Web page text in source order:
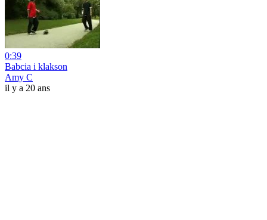
0:39
Babcia i klakson
Amy C
il y a 20 ans